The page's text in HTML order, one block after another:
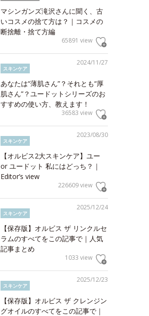
マシンガンズ滝沢さんに聞く、古
いコスメの捨て方は？｜コスメの
断捨離・捨て方編
65891 view
2024/11/27
スキンケア
あなたは“薄肌さん”？それとも“厚
肌さん”？ユードットシリーズのお
すすめの使い方、教えます！
36583 view
2023/08/30
スキンケア
【オルビス2大スキンケア】ユー
or ユードット 私にはどっち？｜
Editor’s view
226609 view
2025/12/24
スキンケア
【保存版】オルビス ザ リンクルセ
ラムのすべてをこの記事で｜人気
記事まとめ
1033 view
2025/12/23
スキンケア
【保存版】オルビス ザ クレンジン
グオイルのすべてをこの記事で｜